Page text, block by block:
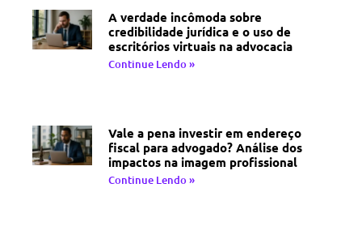
A verdade incômoda sobre
credibilidade jurídica e o uso de
escritórios virtuais na advocacia
Continue Lendo »
Vale a pena investir em endereço
fiscal para advogado? Análise dos
impactos na imagem profissional
Continue Lendo »